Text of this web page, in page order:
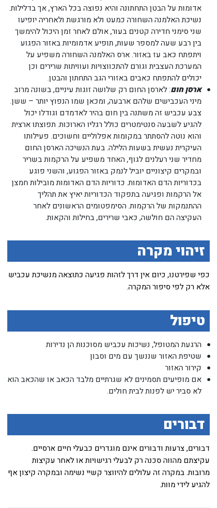
אדומות על הבטן התחתונה והיא נפוצה בכל הארץ, אך בדלילות.
נשיכת האלמנה השחורה כמעט ולא מורגשת ולאחריה יופיעו
שני סימני חדירה קטנים בעור, אולם לאחר זמן היכול להימשך
בין רבע שעה למספר שעות, תופיע אדמומיות באזור הפגוע
ויתפתח כאב עז באזור. ארס האלמנה השחורה משפיע על
המערכת העצבית וגורם להתכווצויות ועוויתות שרירים וכן
יכולים להתפתח כאבים באזורי הגב התחתון והבטן.
ארסן חום: לארסן החום רק שלושה זוגות עיניים, בשונה מרוב
מיני העכבישים שלהם ארבעה, ומכאן שמו הנפוץ יותר – ששן.
צבע עכביש זה משתנה בין חום בהיר לאדמדם וגודלו יכול
להגיע לשבעה סנטימטרים כולל רגליו הארוכות. תפוצתו ארצית
והוא נוטה להסתתר במקומות אפלוליים וחשוכים. פעילותו
העיקרית נעשית בשעות הלילה. בעת הנשיכה הארסן החום
מחדיר שני רעלנים לגוף, האחד משפיע על הרקמות בשריר
ובמקרים קיצוניים יוביל לנמק באזור הפגוע, והשני פוגע
בכדוריות הדם האדומות. כדוריות הדם האדומות מובילות חמצן
אל הרקמות ופגיעה בתפקוד הכדוריות יאיץ את תהליך
ההתנמקות של הרקמות. הסימפטומים הראשונים לאחר
העקיצה הם חולשה, כאבי שרירים, בחילות והקאות.
זיהוי מקרה
כפי שפירטנו, כיום אין דרך לזהות פגיעה כתוצאה מנשיכת עכביש
אלא רק לפי סיפור המקרה.
טיפול
הרגעת המטופל, נשיכות עכביש מסוכנות הן נדירות
שטיפת האזור שננשך עם מים וסבון
קירור האזור
אם מופיעים תסמינים לא שגרתיים מלבד הכאב או שהכאב הוא
לא סביר יש לפנות לבית חולים.
דבורים
דבורים, צרעות ודבורים אינם מוגדרים כבעלי חיים ארסיים.
עקיצתם מהווה סכנה רק לבעלי רגישויות או לאחר עקיצות
מרובות. במקרה זה עלולים להיווצר קשיי נשימה ובמקרה קיצון אף
להגיע לידי מוות.